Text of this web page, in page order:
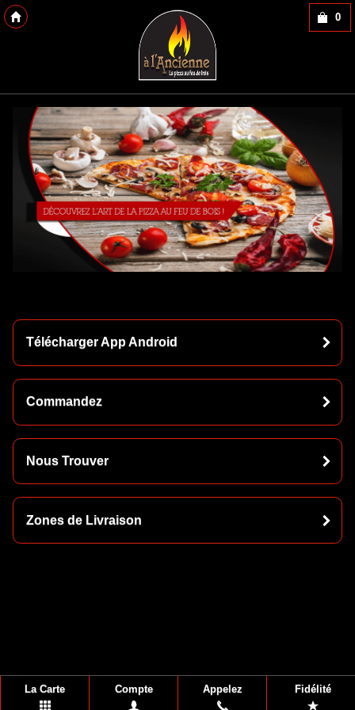
0
Télécharger App Android
Commandez
Nous Trouver
Zones de Livraison
La Carte Compte Appelez Fidélité
Copyright 2013 Des-Click Com